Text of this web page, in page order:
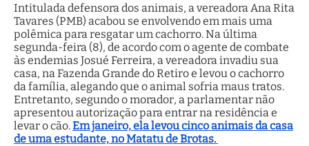
Intitulada defensora dos animais, a vereadora Ana Rita
Tavares (PMB) acabou se envolvendo em mais uma
polêmica para resgatar um cachorro. Na última
segunda-feira (8), de acordo com o agente de combate
às endemias Josué Ferreira, a vereadora invadiu sua
casa, na Fazenda Grande do Retiro e levou o cachorro
da família, alegando que o animal sofria maus tratos.
Entretanto, segundo o morador, a parlamentar não
apresentou autorização para entrar na residência e
levar o cão.Em janeiro, ela levou cinco animais da casa
de uma estudante, no Matatu de Brotas.